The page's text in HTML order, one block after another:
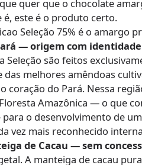
quer que o chocolate
é, este é o produto certo.
Seleção 75% é o amargo
— origem com
Seleção são feitos
das melhores amêndoas
coração do Pará. Nessa
Amazônica — o que
o desenvolvimento de
vez mais reconhecido
de Cacau — sem
A manteiga de cacau